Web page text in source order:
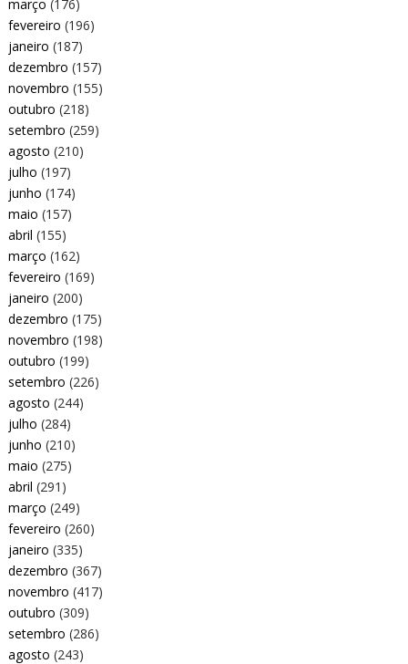
março (176)
fevereiro (196)
janeiro (187)
dezembro (157)
novembro (155)
outubro (218)
setembro (259)
agosto (210)
julho (197)
junho (174)
maio (157)
abril (155)
março (162)
fevereiro (169)
janeiro (200)
dezembro (175)
novembro (198)
outubro (199)
setembro (226)
agosto (244)
julho (284)
junho (210)
maio (275)
abril (291)
março (249)
fevereiro (260)
janeiro (335)
dezembro (367)
novembro (417)
outubro (309)
setembro (286)
agosto (243)